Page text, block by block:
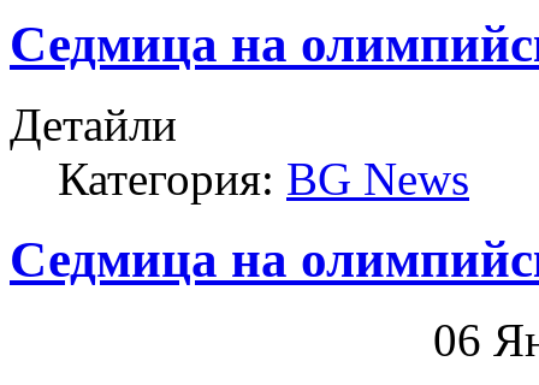
Седмица на
Детайли
Категория: BG News
Седмица на
06